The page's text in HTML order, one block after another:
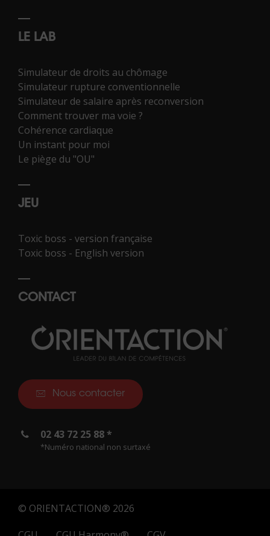
LE LAB
Simulateur de droits au chômage
Simulateur rupture conventionnelle
Simulateur de salaire après reconversion
Comment trouver ma voie ?
Cohérence cardiaque
Un instant pour moi
Le piège du "OU"
JEU
Toxic boss - version française
Toxic boss - English version
CONTACT
Nous contacter
02 43 72 25 88 *
*Numéro national non surtaxé
© ORIENTACTION® 2026